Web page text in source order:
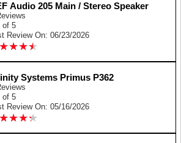
Audio 205 Main / Stereo Speaker
of 5
Review On: 06/23/2026
★★★★
★★★★
Systems Primus P362
of 5
Review On: 05/16/2026
★★★★
★★★★